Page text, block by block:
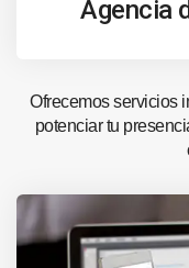
Agencia
Ofrecemos servicios
potenciar tu